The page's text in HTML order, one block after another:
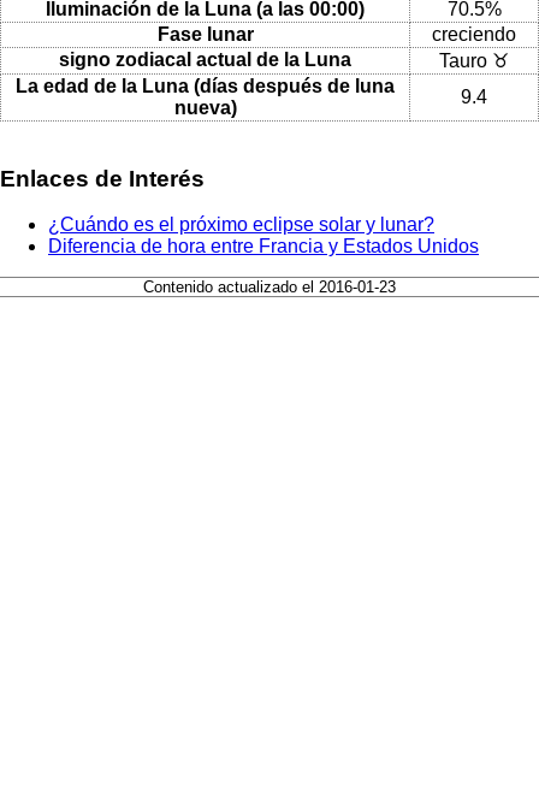
Iluminación de la Luna (a las 00:00)
70.5%
Fase lunar
creciendo
signo zodiacal actual de la Luna
Tauro ♉
La edad de la Luna (días después de luna
nueva)
9.4
Enlaces de Interés
¿Cuándo es el próximo eclipse solar y lunar?
Diferencia de hora entre Francia y Estados Unidos
Contenido actualizado el 2016-01-23